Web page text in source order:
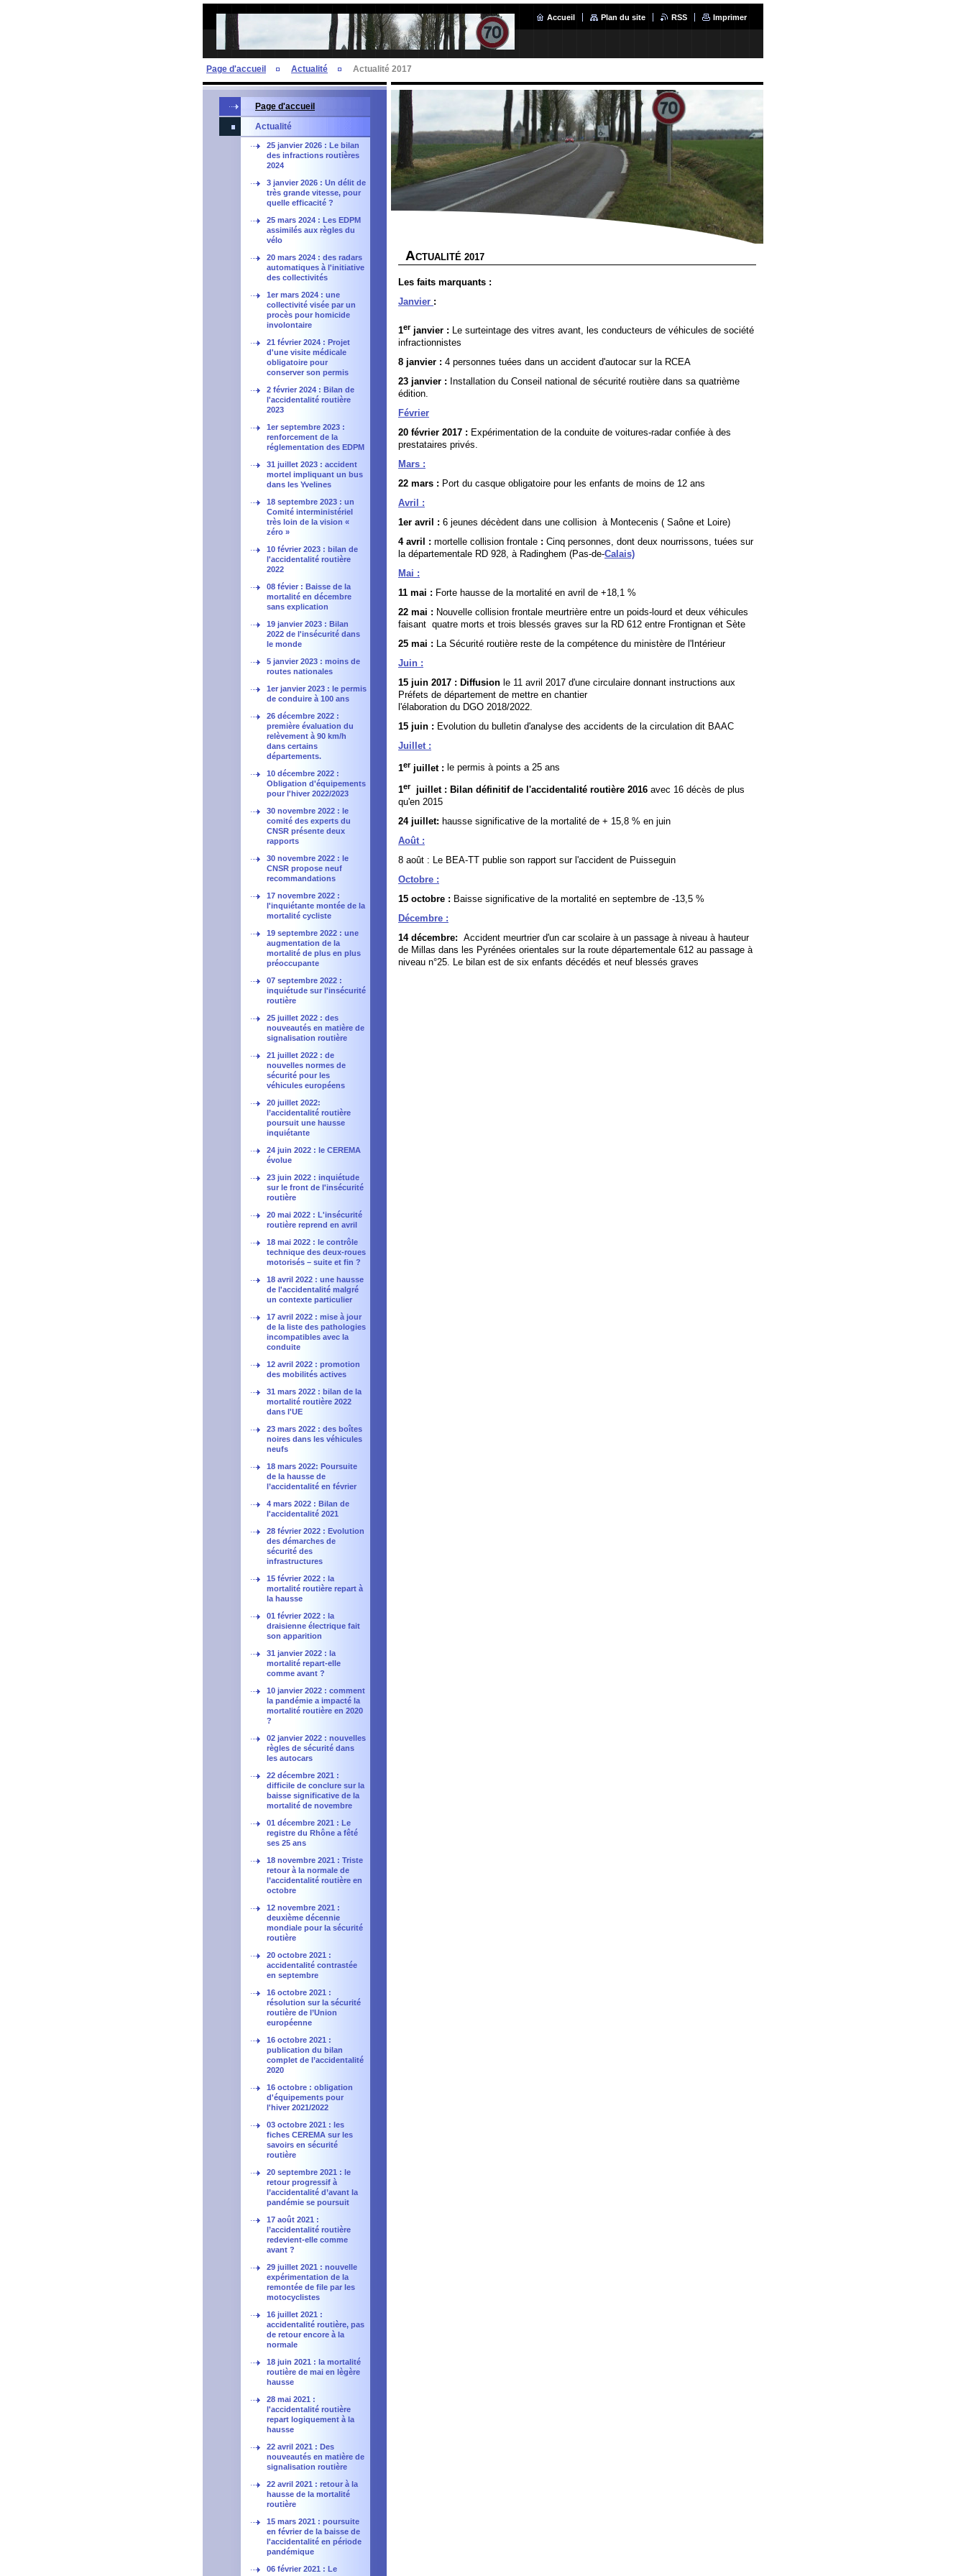
Accueil Plan du site RSS Imprimer
Page d'accueil Actualité Actualité 2017
ACTUALITÉ 2017
Les faits marquants :
Janvier :
1er janvier : Le surteintage des vitres avant, les conducteurs de véhicules de société
infractionnistes
8 janvier : 4 personnes tuées dans un accident d'autocar sur la RCEA
23 janvier : Installation du Conseil national de sécurité routière dans sa quatrième
édition.
Février
20 février 2017 : Expérimentation de la conduite de voitures-radar confiée à des
prestataires privés.
Mars :
22 mars : Port du casque obligatoire pour les enfants de moins de 12 ans
Avril :
1er avril : 6 jeunes décèdent dans une collision à Montecenis ( Saône et Loire)
4 avril : mortelle collision frontale : Cinq personnes, dont deux nourrissons, tuées sur
la départementale RD 928, à Radinghem (Pas-de-Calais)
Mai :
11 mai : Forte hausse de la mortalité en avril de +18,1 %
22 mai : Nouvelle collision frontale meurtrière entre un poids-lourd et deux véhicules
faisant quatre morts et trois blessés graves sur la RD 612 entre Frontignan et Sète
25 mai : La Sécurité routière reste de la compétence du ministère de l'Intérieur
Juin :
15 juin 2017 : Diffusion le 11 avril 2017 d'une circulaire donnant instructions aux
Préfets de département de mettre en chantier
l'élaboration du DGO 2018/2022.
15 juin : Evolution du bulletin d'analyse des accidents de la circulation dit BAAC
Juillet :
1erjuillet : le permis à points a 25 ans
1er juillet : Bilan définitif de l'accidentalité routière 2016 avec 16 décès de plus
qu'en 2015
24 juillet: hausse significative de la mortalité de + 15,8 % en juin
Août :
8 août : Le BEA-TT publie son rapport sur l'accident de Puisseguin
Octobre :
15 octobre : Baisse significative de la mortalité en septembre de -13,5 %
Décembre :
14 décembre: Accident meurtrier d'un car scolaire à un passage à niveau à hauteur
de Millas dans les Pyrénées orientales sur la route départementale 612 au passage à
niveau n°25. Le bilan est de six enfants décédés et neuf blessés graves
Page d'accueil
Actualité
25 janvier 2026 : Le bilan
des infractions routières
2024
3 janvier 2026 : Un délit de
très grande vitesse, pour
quelle efficacité ?
25 mars 2024 : Les EDPM
assimilés aux règles du
vélo
20 mars 2024 : des radars
automatiques à l'initiative
des collectivités
1er mars 2024 : une
collectivité visée par un
procès pour homicide
involontaire
21 février 2024 : Projet
d'une visite médicale
obligatoire pour
conserver son permis
2 février 2024 : Bilan de
l'accidentalité routière
2023
1er septembre 2023 :
renforcement de la
réglementation des EDPM
31 juillet 2023 : accident
mortel impliquant un bus
dans les Yvelines
18 septembre 2023 : un
Comité interministériel
très loin de la vision «
zéro »
10 février 2023 : bilan de
l'accidentalité routière
2022
08 févier : Baisse de la
mortalité en décembre
sans explication
19 janvier 2023 : Bilan
2022 de l'insécurité dans
le monde
5 janvier 2023 : moins de
routes nationales
1er janvier 2023 : le permis
de conduire à 100 ans
26 décembre 2022 :
première évaluation du
relèvement à 90 km/h
dans certains
départements.
10 décembre 2022 :
Obligation d'équipements
pour l'hiver 2022/2023
30 novembre 2022 : le
comité des experts du
CNSR présente deux
rapports
30 novembre 2022 : le
CNSR propose neuf
recommandations
17 novembre 2022 :
l'inquiétante montée de la
mortalité cycliste
19 septembre 2022 : une
augmentation de la
mortalité de plus en plus
préoccupante
07 septembre 2022 :
inquiétude sur l'insécurité
routière
25 juillet 2022 : des
nouveautés en matière de
signalisation routière
21 juillet 2022 : de
nouvelles normes de
sécurité pour les
véhicules européens
20 juillet 2022:
l’accidentalité routière
poursuit une hausse
inquiétante
24 juin 2022 : le CEREMA
évolue
23 juin 2022 : inquiétude
sur le front de l'insécurité
routière
20 mai 2022 : L'insécurité
routière reprend en avril
18 mai 2022 : le contrôle
technique des deux-roues
motorisés – suite et fin ?
18 avril 2022 : une hausse
de l'accidentalité malgré
un contexte particulier
17 avril 2022 : mise à jour
de la liste des pathologies
incompatibles avec la
conduite
12 avril 2022 : promotion
des mobilités actives
31 mars 2022 : bilan de la
mortalité routière 2022
dans l'UE
23 mars 2022 : des boîtes
noires dans les véhicules
neufs
18 mars 2022: Poursuite
de la hausse de
l’accidentalité en février
4 mars 2022 : Bilan de
l'accidentalité 2021
28 février 2022 : Evolution
des démarches de
sécurité des
infrastructures
15 février 2022 : la
mortalité routière repart à
la hausse
01 février 2022 : la
draisienne électrique fait
son apparition
31 janvier 2022 : la
mortalité repart-elle
comme avant ?
10 janvier 2022 : comment
la pandémie a impacté la
mortalité routière en 2020
?
02 janvier 2022 : nouvelles
règles de sécurité dans
les autocars
22 décembre 2021 :
difficile de conclure sur la
baisse significative de la
mortalité de novembre
01 décembre 2021 : Le
registre du Rhône a fêté
ses 25 ans
18 novembre 2021 : Triste
retour à la normale de
l’accidentalité routière en
octobre
12 novembre 2021 :
deuxième décennie
mondiale pour la sécurité
routière
20 octobre 2021 :
accidentalité contrastée
en septembre
16 octobre 2021 :
résolution sur la sécurité
routière de l’Union
européenne
16 octobre 2021 :
publication du bilan
complet de l’accidentalité
2020
16 octobre : obligation
d'équipements pour
l'hiver 2021/2022
03 octobre 2021 : les
fiches CEREMA sur les
savoirs en sécurité
routière
20 septembre 2021 : le
retour progressif à
l’accidentalité d’avant la
pandémie se poursuit
17 août 2021 :
l’accidentalité routière
redevient-elle comme
avant ?
29 juillet 2021 : nouvelle
expérimentation de la
remontée de file par les
motocyclistes
16 juillet 2021 :
accidentalité routière, pas
de retour encore à la
normale
18 juin 2021 : la mortalité
routière de mai en lègère
hausse
28 mai 2021 :
l'accidentalité routière
repart logiquement à la
hausse
22 avril 2021 : Des
nouveautés en matière de
signalisation routière
22 avril 2021 : retour à la
hausse de la mortalité
routière
15 mars 2021 : poursuite
en février de la baisse de
l'accidentalité en période
pandémique
06 février 2021 : Le